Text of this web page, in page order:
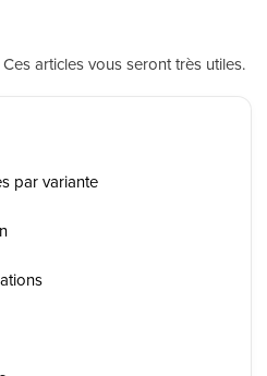
articles vous seront très utiles.
par variante